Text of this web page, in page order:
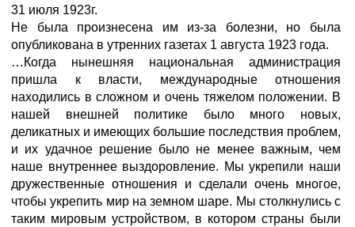
31 июля 1923г.
Не была произнесена им из-за болезни, но была
опубликована в утренних газетах 1 августа 1923 года.
…Когда нынешняя национальная администрация
пришла к власти, международные отношения
находились в сложном и очень тяжелом положении. В
нашей внешней политике было много новых,
деликатных и имеющих большие последствия проблем,
и их удачное решение было не менее важным, чем
наше внутреннее выздоровление. Мы укрепили наши
дружественные отношения и сделали очень многое,
чтобы укрепить мир на земном шаре. Мы столкнулись с
таким мировым устройством, в котором страны были